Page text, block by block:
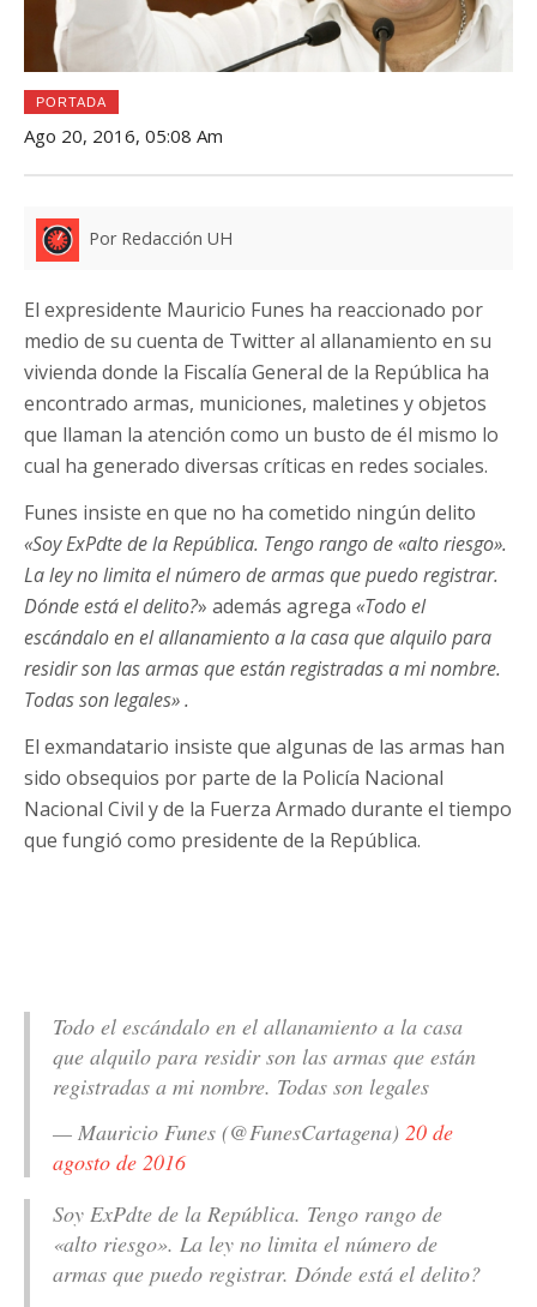
PORTADA
Ago 20, 2016, 05:08 Am
Por Redacción UH
El expresidente Mauricio Funes ha reaccionado por
medio de su cuenta de Twitter al allanamiento en su
vivienda donde la Fiscalía General de la República ha
encontrado armas, municiones, maletines y objetos
que llaman la atención como un busto de él mismo lo
cual ha generado diversas críticas en redes sociales.
Funes insiste en que no ha cometido ningún delito
«Soy ExPdte de la República. Tengo rango de «alto riesgo».
La ley no limita el número de armas que puedo registrar.
Dónde está el delito?» además agrega «Todo el
escándalo en el allanamiento a la casa que alquilo para
residir son las armas que están registradas a mi nombre.
Todas son legales» .
El exmandatario insiste que algunas de las armas han
sido obsequios por parte de la Policía Nacional
Nacional Civil y de la Fuerza Armado durante el tiempo
que fungió como presidente de la República.
Todo el escándalo en el allanamiento a la casa
que alquilo para residir son las armas que están
registradas a mi nombre. Todas son legales
— Mauricio Funes (@FunesCartagena) 20 de
agosto de 2016
Soy ExPdte de la República. Tengo rango de
«alto riesgo». La ley no limita el número de
armas que puedo registrar. Dónde está el delito?